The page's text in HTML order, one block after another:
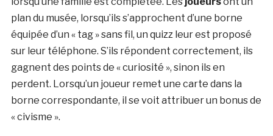
plan du musée, lorsqu’ils s’approchent d’une borne
équipée d’un « tag » sans fil, un quizz leur est proposé
sur leur téléphone. S’ils répondent correctement, ils
gagnent des points de « curiosité », sinon ils en
perdent. Lorsqu’un joueur remet une carte dans la
borne correspondante, il se voit attribuer un bonus de
« civisme ».